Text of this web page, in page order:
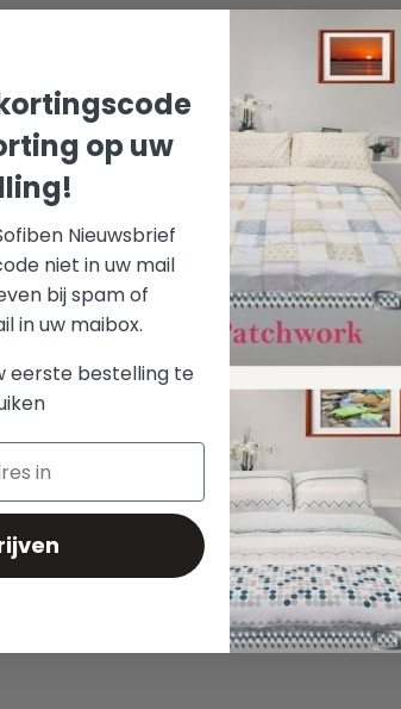
op uw
Nieuwsbrief
niet in uw mail
bij spam of
in uw maibox.
eerste bestelling te